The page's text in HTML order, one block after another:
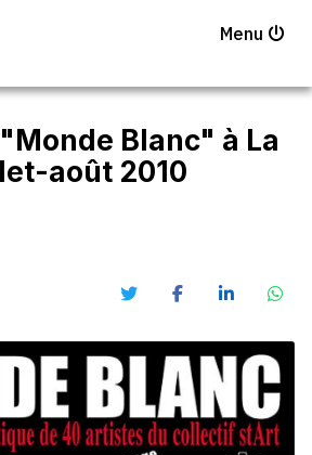
Menu
Blanc" à La
août 2010